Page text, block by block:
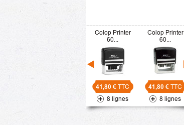
Colop Printer
60...
41,80 € TTC
8 lignes
Colop Printer
60...
41,80 € TTC
8 lignes